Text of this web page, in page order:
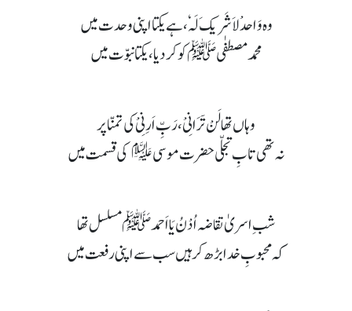
وہ وَاحدْ لاَ شَریکَ لَہٗ، ہے یکتا اپنی وحدت میں
محمد مصطفٰی ﷺ کو کر دیا، یکتا نبوّت میں
وہاں تھا لَنْ تَرَانِیْ، رَبِّ اَرِنِیْ کی تمنّا پر
نہ تھی تابِ تجلّی حضرت موسی﷤ کی قسمت میں
شبِ اسریٰ تقاضہ اُدْنُ یَا اَحمد ﷺ مسلسل تھا
کہ محبوبِ خدا بڑھ کر ہیں سب سے اپنی رفعت میں